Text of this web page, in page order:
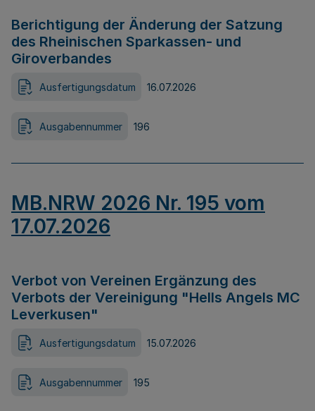
Berichtigung der Änderung der Satzung
des Rheinischen Sparkassen- und
Giroverbandes
Ausfertigungsdatum 16.07.2026
Ausgabennummer 196
MB.NRW 2026 Nr. 195 vom
17.07.2026
Verbot von Vereinen Ergänzung des
Verbots der Vereinigung "Hells Angels MC
Leverkusen"
Ausfertigungsdatum 15.07.2026
Ausgabennummer 195